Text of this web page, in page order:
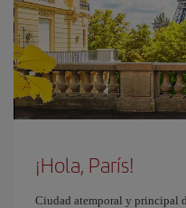
¡Hola, París!
Ciudad atemporal y principal